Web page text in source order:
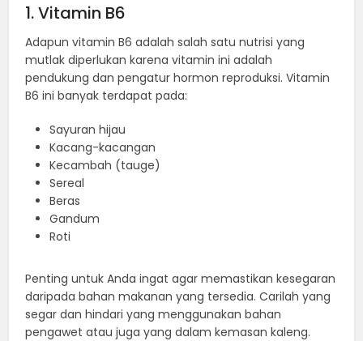
1. Vitamin B6
Adapun vitamin B6 adalah salah satu nutrisi yang
mutlak diperlukan karena vitamin ini adalah
pendukung dan pengatur hormon reproduksi. Vitamin
B6 ini banyak terdapat pada:
Sayuran hijau
Kacang-kacangan
Kecambah (tauge)
Sereal
Beras
Gandum
Roti
Penting untuk Anda ingat agar memastikan kesegaran
daripada bahan makanan yang tersedia. Carilah yang
segar dan hindari yang menggunakan bahan
pengawet atau juga yang dalam kemasan kaleng.